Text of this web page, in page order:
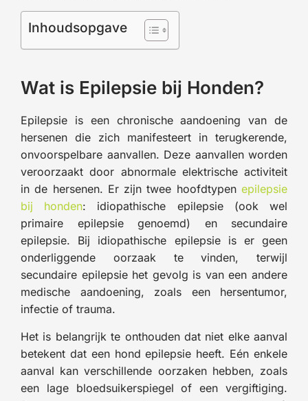
Inhoudsopgave
Wat is Epilepsie bij Honden?
Epilepsie is een chronische aandoening van de
hersenen die zich manifesteert in terugkerende,
onvoorspelbare aanvallen. Deze aanvallen worden
veroorzaakt door abnormale elektrische activiteit
in de hersenen. Er zijn twee hoofdtypen epilepsie
bij honden: idiopathische epilepsie (ook wel
primaire epilepsie genoemd) en secundaire
epilepsie. Bij idiopathische epilepsie is er geen
onderliggende oorzaak te vinden, terwijl
secundaire epilepsie het gevolg is van een andere
medische aandoening, zoals een hersentumor,
infectie of trauma.
Het is belangrijk te onthouden dat niet elke aanval
betekent dat een hond epilepsie heeft. Eén enkele
aanval kan verschillende oorzaken hebben, zoals
een lage bloedsuikerspiegel of een vergiftiging.